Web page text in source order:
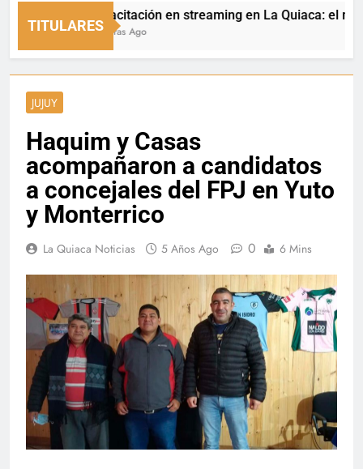
TITULARES
Capacitación en streaming en La Quiaca: el
15 Horas Ago
JUJUY
Haquim y Casas
acompañaron a candidatos
a concejales del FPJ en Yuto
y Monterrico
La Quiaca Noticias 5 Años Ago 0 6 Mins